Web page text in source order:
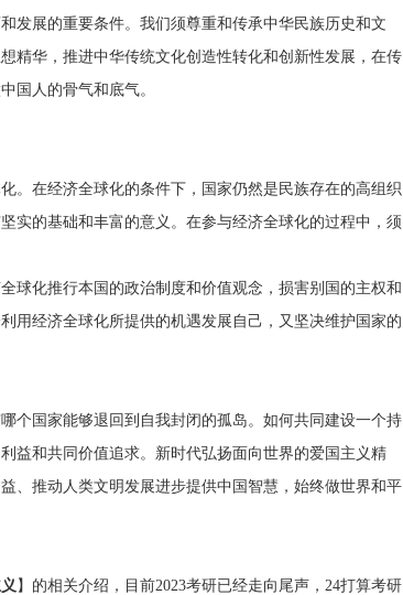
展的重要条件。我们须尊重和传承中华民族历史和文
精华，推进中华传统文化创造性转化和创新性发展，在传
国人的骨气和底气。
在经济全球化的条件下，国家仍然是民族存在的高组织
实的基础和丰富的意义。在参与经济全球化的过程中，须
化推行本国的政治制度和价值观念，损害别国的主权和
用经济全球化所提供的机遇发展自己，又坚决维护国家的
国家能够退回到自我封闭的孤岛。如何共同建设一个持
益和共同价值追求。新时代弘扬面向世界的爱国主义精
、推动人类文明发展进步提供中国智慧，始终做世界和平
】的相关介绍，目前2023考研已经走向尾声，24打算考研